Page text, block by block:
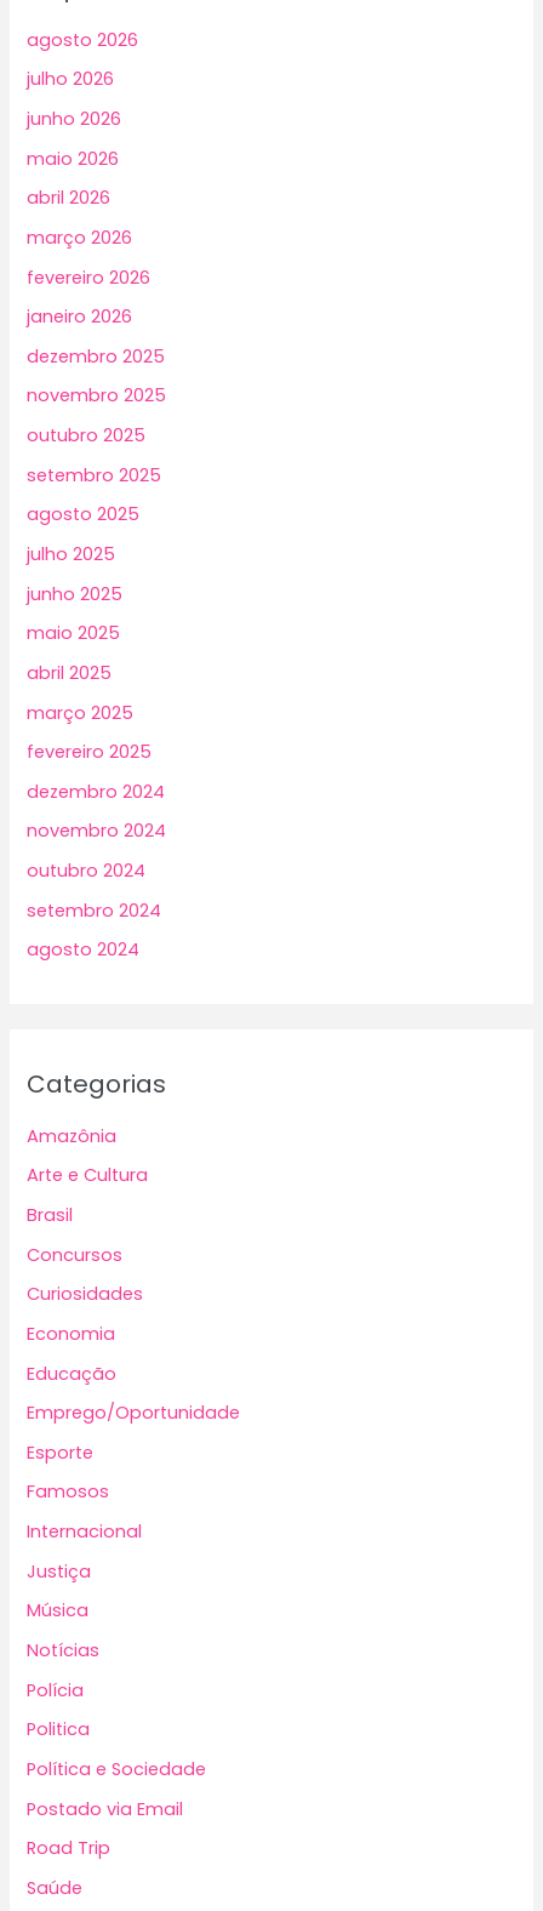
agosto 2026
julho 2026
junho 2026
maio 2026
abril 2026
março 2026
fevereiro 2026
janeiro 2026
dezembro 2025
novembro 2025
outubro 2025
setembro 2025
agosto 2025
julho 2025
junho 2025
maio 2025
abril 2025
março 2025
fevereiro 2025
dezembro 2024
novembro 2024
outubro 2024
setembro 2024
agosto 2024
Categorias
Amazônia
Arte e Cultura
Brasil
Concursos
Curiosidades
Economia
Educação
Emprego/Oportunidade
Esporte
Famosos
Internacional
Justiça
Música
Notícias
Polícia
Politica
Política e Sociedade
Postado via Email
Road Trip
Saúde